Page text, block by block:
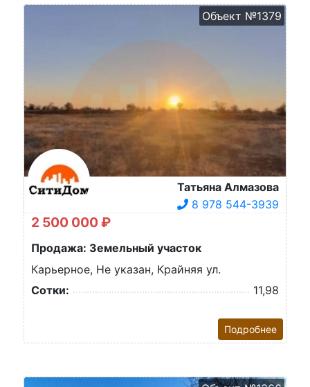
Объект №1379
Татьяна Алмазова
8 978 544-3939
2 500 000 ₽
Продажа: Земельный участок
Карьерное, Не указан, Крайняя ул.
Сотки:
11,98
Подробнее